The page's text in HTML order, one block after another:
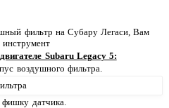
фильтр на Субару Легаси, Вам
инструмент
Subaru Legacy 5:
воздушного фильтра.
фишку датчика.